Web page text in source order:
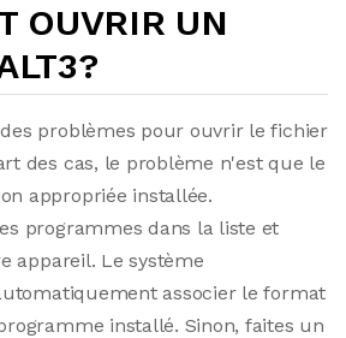
OUVRIR UN
problèmes pour ouvrir le fichier
des cas, le problème n'est que le
appropriée installée.
programmes dans la liste et
appareil. Le système
associer le format
installé. Sinon, faites un